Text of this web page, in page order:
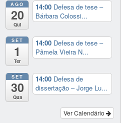
AGO
20
Qui
14:00 Defesa de tese –
Bárbara Colossi...
SET
1
Ter
14:00 Defesa de tese –
Pâmela Vieira N...
SET
30
Qua
14:00 Defesa de
dissertação – Jorge Lu...
Ver Calendário